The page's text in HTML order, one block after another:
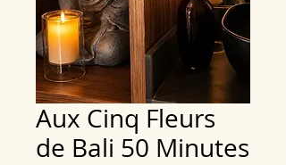
Aux Cinq Fleurs
de Bali 50 Minutes